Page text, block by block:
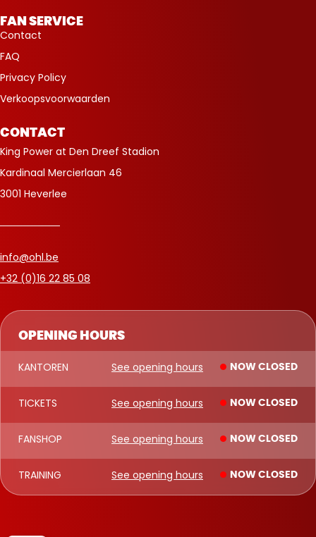
OPENING HOURS
KANTOREN See opening hours NOW CLOSED
TICKETS See opening hours NOW CLOSED
FANSHOP See opening hours NOW CLOSED
TRAINING See opening hours NOW CLOSED
FAN SERVICE
Contact
FAQ
Privacy Policy
Verkoopsvoorwaarden
CONTACT
King Power at Den Dreef Stadion
Kardinaal Mercierlaan 46
3001 Heverlee
info@ohl.be
+32 (0)16 22 85 08